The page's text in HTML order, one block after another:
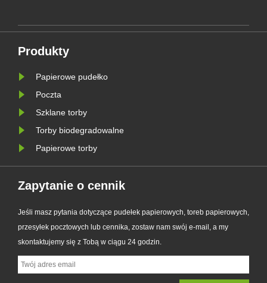
toreb papierowych Glassine.
plastikowych, nowy pro......
Produkty
Papierowe pudełko
Poczta
Szklane torby
Torby biodegradowalne
Papierowe torby
Zapytanie o cennik
Jeśli masz pytania dotyczące pudełek papierowych, toreb papierowych,
przesyłek pocztowych lub cennika, zostaw nam swój e-mail, a my
skontaktujemy się z Tobą w ciągu 24 godzin.